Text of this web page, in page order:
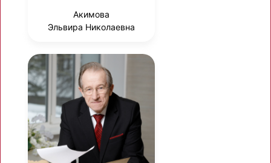
Акимова
Эльвира Николаевна